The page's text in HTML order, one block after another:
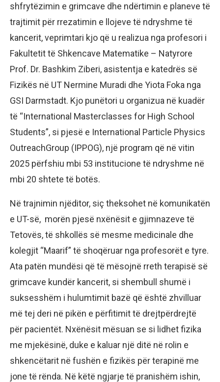
shfrytëzimin e grimcave dhe ndërtimin e planeve të
trajtimit për rrezatimin e llojeve të ndryshme të
kancerit, veprimtari kjo që u realizua nga profesori i
Fakultetit të Shkencave Matematike – Natyrore
Prof. Dr. Bashkim Ziberi, asistentja e katedrës së
Fizikës në UT Nermine Muradi dhe Yiota Foka nga
GSI Darmstadt. Kjo punëtori u organizua në kuadër
të “International Masterclasses for High School
Students”, si pjesë e International Particle Physics
OutreachGroup (IPPOG), një program që në vitin
2025 përfshiu mbi 53 institucione të ndryshme në
mbi 20 shtete të botës.
Në trajnimin njëditor, siç theksohet në komunikatën
e UT-së, morën pjesë nxënësit e gjimnazeve të
Tetovës, të shkollës së mesme medicinale dhe
kolegjit “Maarif” të shoqëruar nga profesorët e tyre.
Ata patën mundësi që të mësojnë rreth terapisë së
grimcave kundër kancerit, si shembull shumë i
suksesshëm i hulumtimit bazë që është zhvilluar
më tej deri në pikën e përfitimit të drejtpërdrejtë
për pacientët. Nxënësit mësuan se si lidhet fizika
me mjekësinë, duke e kaluar një ditë në rolin e
shkencëtarit në fushën e fizikës për terapinë me
jone të rënda. Në këtë ngjarje të pranishëm ishin,